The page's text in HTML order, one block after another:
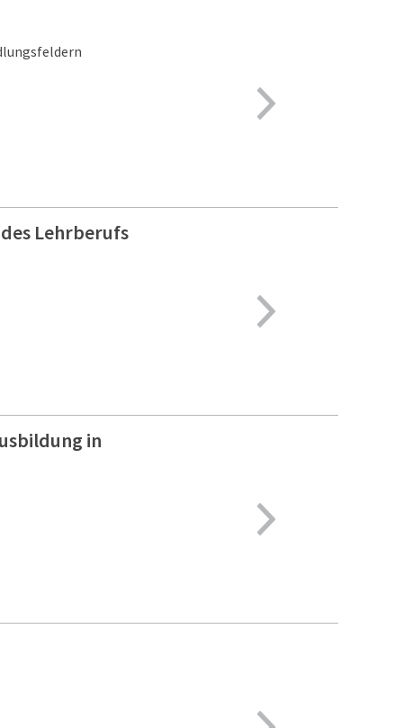
Lehrberufs
in